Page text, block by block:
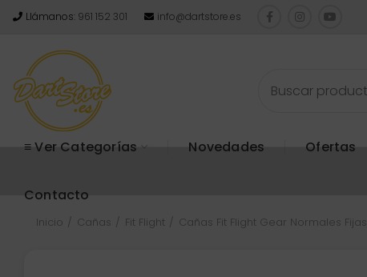
Llámanos: 961 152 301 info@dartstore.es
≡ Ver Categorías Novedades Ofertas
Contacto
Inicio Cañas Fit Flight Cañas Fit Flight Gear Normales Fijas